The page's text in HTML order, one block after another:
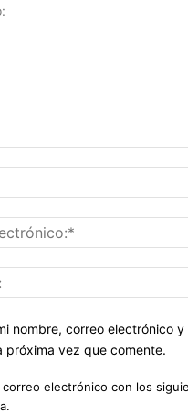
nombre, correo electrónico
próxima vez que comente.
correo electrónico con los